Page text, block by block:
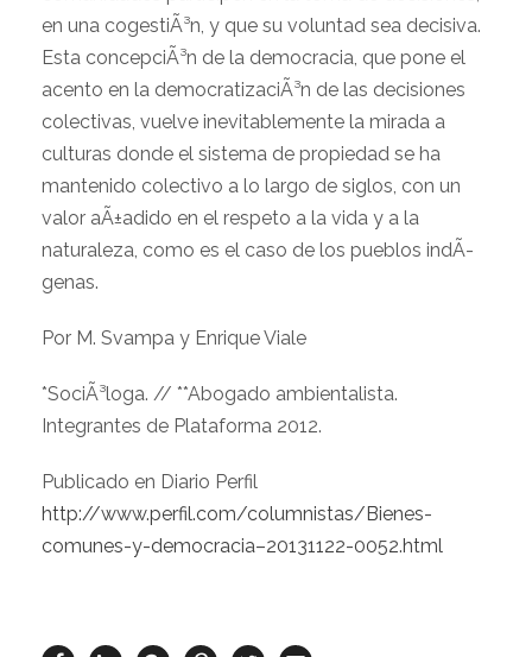
en una cogestiÃ³n, y que su voluntad sea decisiva.
Esta concepciÃ³n de la democracia, que pone el
acento en la democratizaciÃ³n de las decisiones
colectivas, vuelve inevitablemente la mirada a
culturas donde el sistema de propiedad se ha
mantenido colectivo a lo largo de siglos, con un
valor aÃ±adido en el respeto a la vida y a la
naturaleza, como es el caso de los pueblos indÃ­
genas.
Por M. Svampa y Enrique Viale
*SociÃ³loga. // **Abogado ambientalista.
Integrantes de Plataforma 2012.
Publicado en Diario Perfil
http://www.perfil.com/columnistas/Bienes-
comunes-y-democracia–20131122-0052.html